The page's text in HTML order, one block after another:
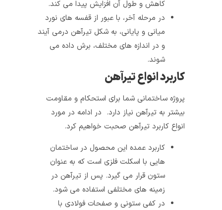
کاهش و طول آن افزایش پیدا می‌ کند.
در مرحله‌ آخر، با عبور از قفسه‌ های نورد
میانی و پایانی، به شکل تیرآهن در‌می‌ آیند
و در اندازه‌ های مختلف، برش داده می‌
کاربرد انواع تیرآهن
پروژه‌ ساختمانی شما برای استحکام و مقاومت
بیشتر به تیرآهن نیاز دارد. در ادامه در مورد
انواع کاربرد تیرآهن صحبت خواهیم کرد.
عمده‌ این محصول در ساختمان‌
هایی با اسکلت فلزی است که به عنوان
ستون قرار می‌ گیرد. پس از تیرآهن در
زمینه‌ های مختلفی استفاده می‌ شود.
در کفی ستونی و صفحات فولادی با